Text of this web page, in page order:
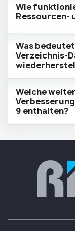
Wie
Ressourcen-
Was
Verzeichnis-
Welche
9 enthalten?